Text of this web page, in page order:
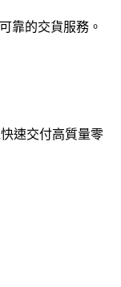
靠的交貨服務。
速交付高質量零